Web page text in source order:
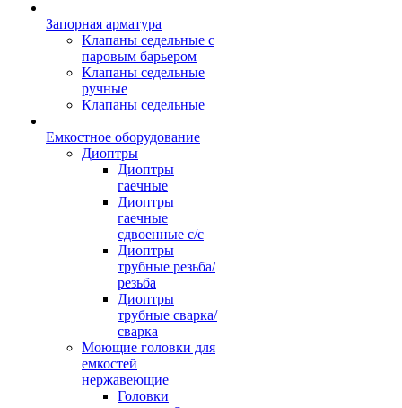
Запорная арматура
Клапаны седельные с
паровым барьером
Клапаны седельные
ручные
Клапаны седельные
Емкостное оборудование
Диоптры
Диоптры
гаечные
Диоптры
гаечные
сдвоенные c/c
Диоптры
трубные резьба/
резьба
Диоптры
трубные сварка/
сварка
Моющие головки для
емкостей
нержавеющие
Головки